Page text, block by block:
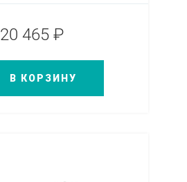
20 465 ₽
В КОРЗИНУ